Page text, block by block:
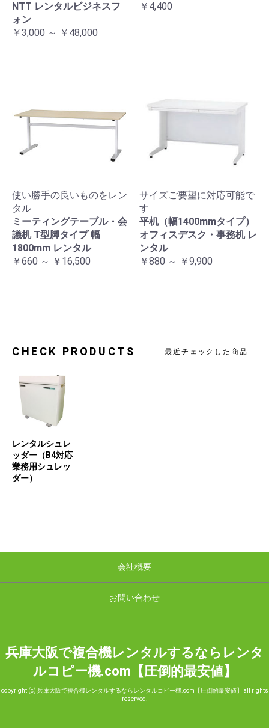
NTT レンタルビジネスフ
ォン
￥3,000 ～ ￥48,000
￥4,400
使い勝手の良いものをレン
タル
ミーティングテーブル・会
議机 T型脚タイプ 幅
1800mm レンタル
￥660 ～ ￥16,500
サイズご要望に対応可能で
す
平机（幅1400mmタイプ）
オフィスデスク・事務机 レ
ンタル
￥880 ～ ￥9,900
CHECK PRODUCTS 最近チェックした商品
レンタルシュレ
ッダー（B4対応
業務用シュレッ
ダー）
会社概要
お問い合わせ
兵庫大阪で複合機レンタルするならレンタ
ルコピー機.com【圧倒的最安値】
copyright (c) 兵庫大阪で複合機レンタルするならレンタルコピー機.com【圧倒的最安値】 all rights
reserved.